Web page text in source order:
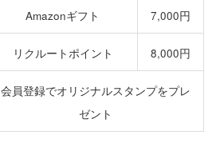
Amazonギフト 7,000円
リクルートポイント 8,000円
会員登録でオリジナルスタンプをプレ
ゼント